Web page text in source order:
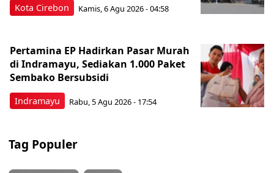
Kota Cirebon Kamis, 6 Agu 2026 - 04:58
Indramayu
Pertamina EP Hadirkan Pasar Murah
di Indramayu, Sediakan 1.000 Paket
Sembako Bersubsidi
Rabu, 5 Agu 2026 - 17:54
Tag Populer